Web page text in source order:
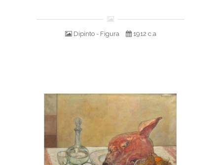
Dipinto - Figura 1912 c.a